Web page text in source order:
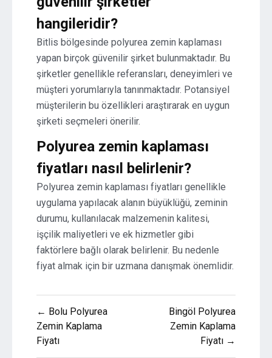
hangileridir?
Bitlis bölgesinde polyurea zemin kaplaması
yapan birçok güvenilir şirket bulunmaktadır. Bu
şirketler genellikle referansları, deneyimleri ve
müşteri yorumlarıyla tanınmaktadır. Potansiyel
müşterilerin bu özellikleri araştırarak en uygun
şirketi seçmeleri önerilir.
Polyurea zemin kaplaması
fiyatları nasıl belirlenir?
Polyurea zemin kaplaması fiyatları genellikle
uygulama yapılacak alanın büyüklüğü, zeminin
durumu, kullanılacak malzemenin kalitesi,
işçilik maliyetleri ve ek hizmetler gibi
faktörlere bağlı olarak belirlenir. Bu nedenle
fiyat almak için bir uzmana danışmak önemlidir.
Yazı
gezinmesi
← Bolu Polyurea
Zemin Kaplama
Fiyatı
Bingöl Polyurea
Zemin Kaplama
Fiyatı →